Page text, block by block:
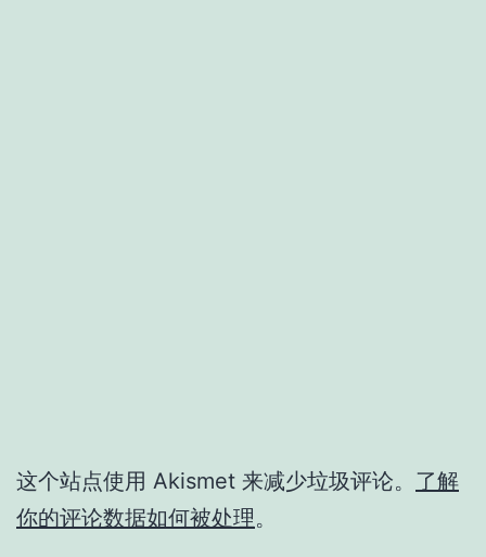
这个站点使用 Akismet 来减少垃圾评论。 了解
你的评论数据如何被处理。